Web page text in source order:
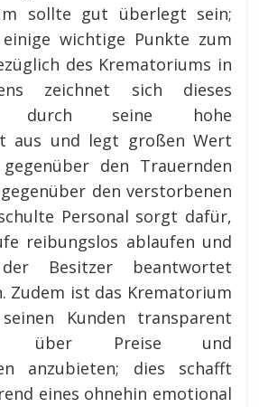
sollte gut überlegt sein;
wichtige Punkte zum
des Krematoriums in
zeichnet sich dieses
durch seine hohe
aus und legt großen Wert
den Trauernden
den verstorbenen
Personal sorgt dafür,
reibungslos ablaufen und
Besitzer beantwortet
Zudem ist das Krematorium
Kunden transparent
über Preise und
anzubieten; dies schafft
eines ohnehin emotional